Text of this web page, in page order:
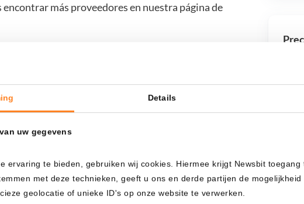
Details
uw gegevens
ervaring te bieden, gebruiken wij cookies. Hiermee krijgt Newsbit
met deze technieken, geeft u ons en derde partijen de
geolocatie of unieke ID's op onze website te verwerken.
más proveedores en nuestra página de
¿Qué pasa si…?
Inversión total
$5.600,00